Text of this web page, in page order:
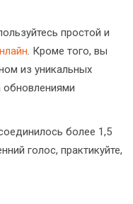
простой и
. Кроме того, вы
из уникальных
более 1,5
голос, практикуйте,